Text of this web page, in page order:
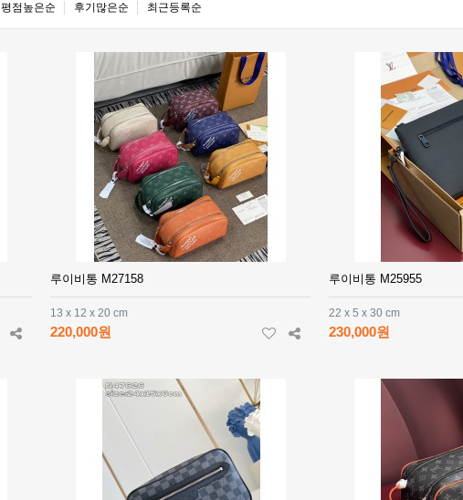
평점높은순 후기많은순 최근등록순
루이비통 M27158
13 x 12 x 20 cm
220,000원
루이비통 M25955
22 x 5 x 30 cm
230,000원